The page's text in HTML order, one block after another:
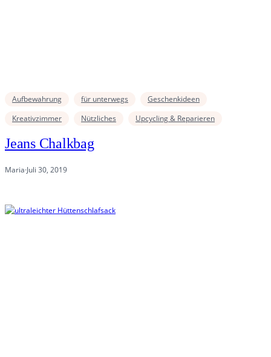
Aufbewahrung für unterwegs
Geschenkideen
Kreativzimmer
Nützliches Upcycling & Reparieren
Jeans Chalkbag
Maria·Juli 30, 2019